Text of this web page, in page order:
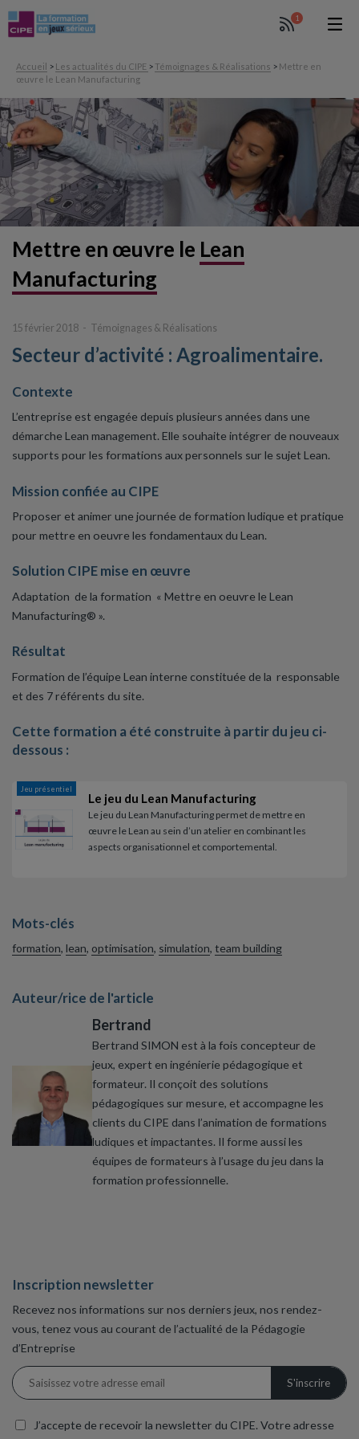
1
Accueil > Les actualités du CIPE > Témoignages & Réalisations > Mettre en
œuvre le Lean Manufacturing
Mettre en œuvre le Lean
Manufacturing
15 février 2018 Témoignages & Réalisations
Secteur d’activité : Agroalimentaire.
Contexte
L’entreprise est engagée depuis plusieurs années dans une
démarche Lean management. Elle souhaite intégrer de nouveaux
supports pour les formations aux personnels sur le sujet Lean.
Mission confiée au CIPE
Proposer et animer une journée de formation ludique et pratique
pour mettre en oeuvre les fondamentaux du Lean.
Solution CIPE mise en œuvre
Adaptation de la formation « Mettre en oeuvre le Lean
Manufacturing® ».
Résultat
Formation de l’équipe Lean interne constituée de la responsable
et des 7 référents du site.
Cette formation a été construite à partir du jeu ci-
dessous :
Jeu présentiel
Le jeu du Lean Manufacturing
Le jeu du Lean Manufacturing permet de mettre en
œuvre le Lean au sein d’un atelier en combinant les
aspects organisationnel et comportemental.
Mots-clés
formation, lean, optimisation, simulation, team building
Auteur/rice de l'article
Bertrand
Bertrand SIMON est à la fois concepteur de
jeux, expert en ingénierie pédagogique et
formateur. Il conçoit des solutions
pédagogiques sur mesure, et accompagne les
clients du CIPE dans l’animation de formations
ludiques et impactantes. Il forme aussi les
équipes de formateurs à l’usage du jeu dans la
formation professionnelle.
Inscription newsletter
Recevez nos informations sur nos derniers jeux, nos rendez-
vous, tenez vous au courant de l’actualité de la Pédagogie
d’Entreprise
J’accepte de recevoir la newsletter du CIPE. Votre adresse